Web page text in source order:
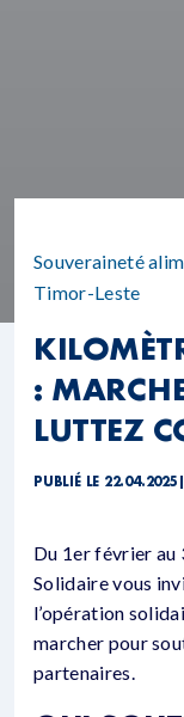
Souveraineté
Timor-Leste
:
LUTTEZ
PUBLIÉ LE 22.04.2025 |
Du 1er février au
Solidaire vous
l’opération
marcher pour
partenaires.